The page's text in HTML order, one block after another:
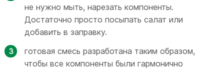
не нужно мыть, нарезать компоненты.
Достаточно просто посыпать салат или
добавить в заправку.
готовая смесь разработана таким образом,
чтобы все компоненты были гармонично